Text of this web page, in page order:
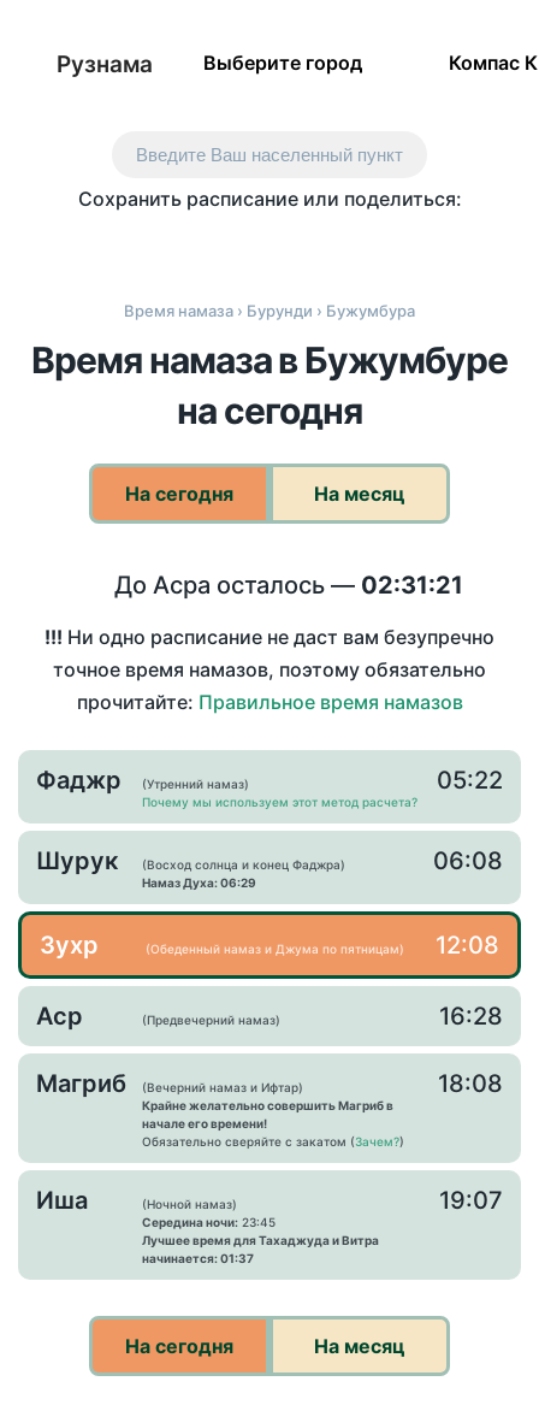
Рузнама Выберите город Компас
Введите Ваш населенный пункт
Сохранить расписание или поделиться:
Время намаза › Бурунди › Бужумбура
Время намаза в Бужумбуре
на сегодня
На сегодня На месяц
До Асра осталось — 02:31:21
!!! Ни одно расписание не даст вам безупречно
точное время намазов, поэтому обязательно
прочитайте: Правильное время намазов
Фаджр
(Утренний намаз)
Почему мы используем этот метод расчета?
05:22
Шурук
(Восход солнца и конец Фаджра)
Намаз Духа: 06:29
06:08
Зухр (Обеденный намаз и Джума по пятницам) 12:08
Аср (Предвечерний намаз) 16:28
Магриб
(Вечерний намаз и Ифтар)
Крайне желательно совершить Магриб в
начале его времени!
Обязательно сверяйте с закатом (Зачем?)
18:08
Иша
(Ночной намаз)
Середина ночи: 23:45
Лучшее время для Тахаджуда и Витра
начинается: 01:37
19:07
На сегодня На месяц